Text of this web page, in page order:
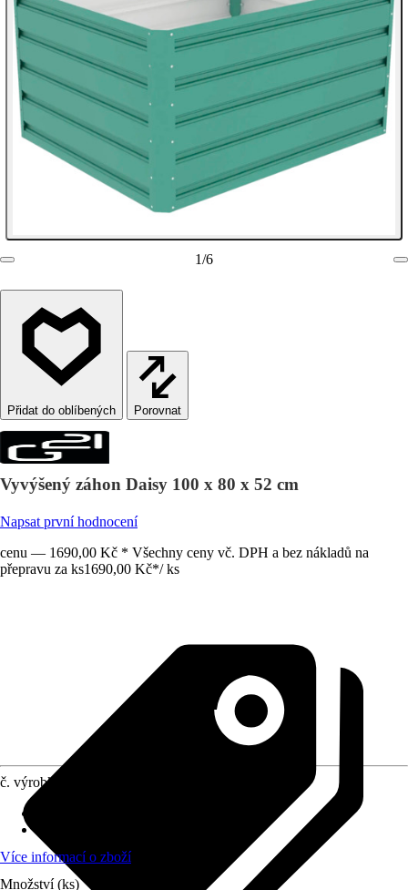
1/6
Porovnat
Vyvýšený záhon Daisy 100 x 80 x 52 cm
Napsat první hodnocení
cenu — 1690,00 Kč * Všechny ceny vč. DPH a bez nákladů na
přepravu za ks1690,00 Kč*/ ks
č. výrobku
Více informací o zboží
Množství (ks)